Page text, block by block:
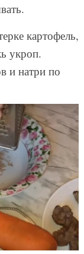
картофель,
укроп.
и натри по